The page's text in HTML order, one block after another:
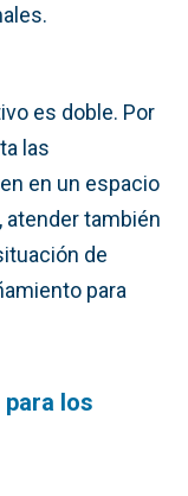
es doble. Por
las
en un espacio
atender también
de
para
los